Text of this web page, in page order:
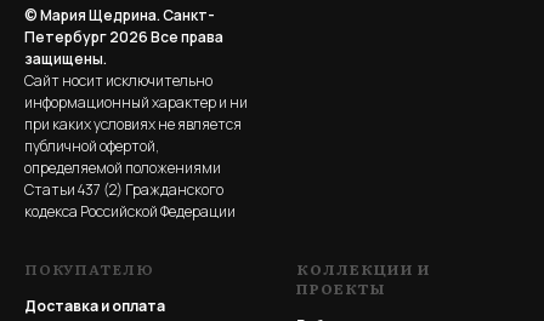
© Мария Щедрина. Санкт-
Петербург 2026Все права
защищены.
Сайт носит исключительно
информационный характер и ни
при каких условиях не является
публичной офертой,
определяемой положениями
Статьи 437 (2) Гражданского
кодекса Российской Федерации
ПОКУПАТЕЛЮ
Доставка и оплата
КОЛЛЕКЦИИ И
ПРОЕКТЫ